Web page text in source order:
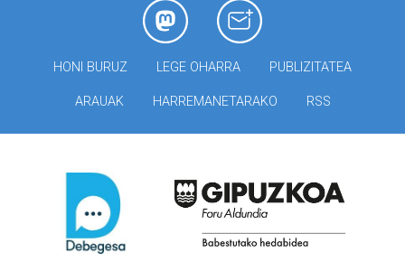
HONI BURUZ LEGE OHARRA PUBLIZITATEA
ARAUAK HARREMANETARAKO RSS